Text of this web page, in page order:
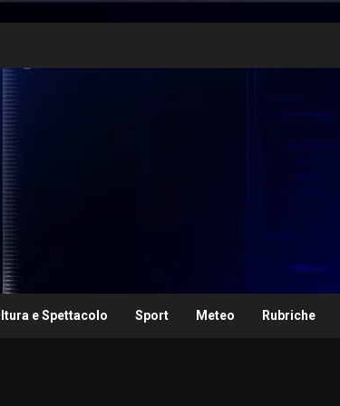
e Spettacolo Sport Meteo Rubriche